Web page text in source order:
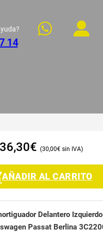
14
36,30€ 30,00€
AÑADIR AL CARRITO
Delantero Izquierdo
Passat Berlina